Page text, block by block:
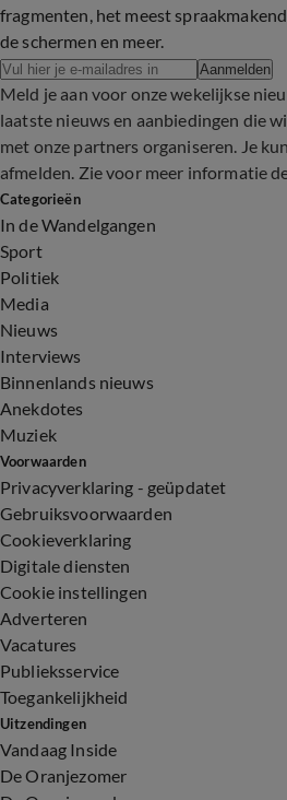
fragmenten, het meest
de schermen en meer.
Aanmelden
Meld je aan voor onze wekelijkse
laatste nieuws en aanbiedingen die
met onze partners organiseren. Je
afmelden. Zie voor meer informatie
Categorieën
In de Wandelgangen
Sport
Politiek
Media
Nieuws
Interviews
Binnenlands nieuws
Anekdotes
Muziek
Voorwaarden
Privacyverklaring - geüpdatet
Gebruiksvoorwaarden
Cookieverklaring
Digitale diensten
Cookie instellingen
Adverteren
Vacatures
Publieksservice
Toegankelijkheid
Uitzendingen
Vandaag Inside
De Oranjezomer